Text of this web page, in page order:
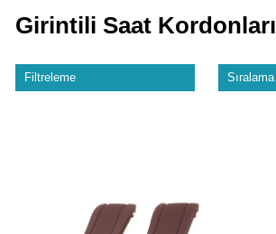
Girintili Saat Kordonları
Filtreleme Sıralama